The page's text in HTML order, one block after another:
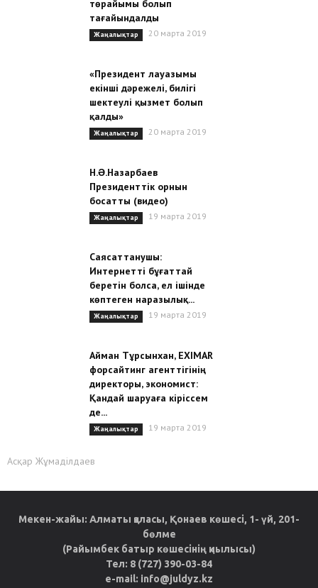
төрайымы болып
тағайындалды
Жаңалықтар 20 марта 2019
«Президент лауазымы
екінші дәрежелі, билігі
шектеулі қызмет болып
қалды»
Жаңалықтар 20 марта 2019
Н.Ə.Назарбаев
Президенттік орнын
босатты (видео)
Жаңалықтар 19 марта 2019
Саясаттанушы:
Интернетті бұғаттай
беретін болса, ел ішінде
көптеген наразылық...
Жаңалықтар 19 марта 2019
Айман Тұрсынхан, EXIMAR
форсайтинг агенттігінің
директоры, экономист:
Қандай шаруаға кіріссем
де...
Жаңалықтар 19 марта 2019
Асқар Жұмаділдаев
Мекен-жайы: Алматы қаласы, Қонаев көшесі, 1- үй, 201-
бөлме
(Райымбек батыр көшесінің қиылысы)
Тел: 8 (727) 390-03-84
e-mail: info@juldyz.kz